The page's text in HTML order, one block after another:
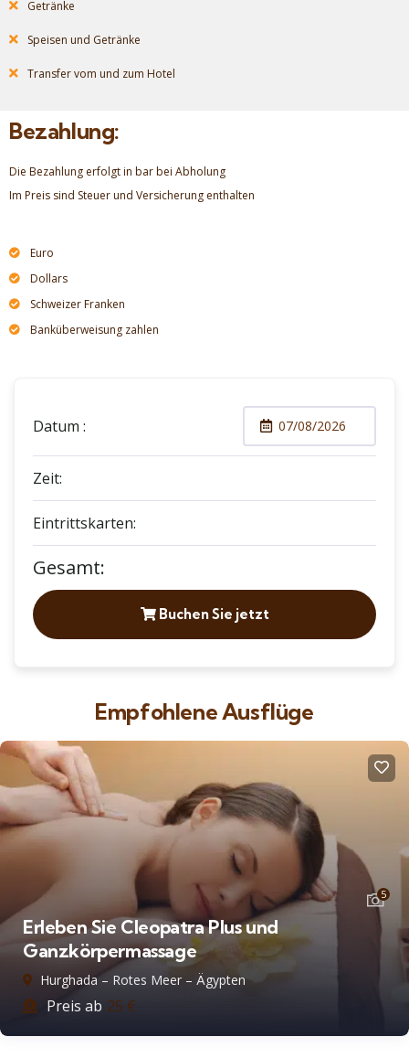
Getränke
Speisen und Getränke
Transfer vom und zum Hotel
Bezahlung:
Die Bezahlung erfolgt in bar bei Abholung
Im Preis sind Steuer und Versicherung enthalten
Euro
Dollars
Schweizer Franken
Banküberweisung zahlen
Datum :
Zeit:
Eintrittskarten:
Gesamt:
Buchen Sie jetzt
Empfohlene Ausflüge
Plus und
Ägypten
Privater Ausflug